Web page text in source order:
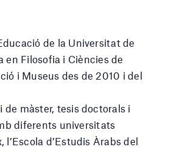
de la Universitat de
Filosofia i Ciències de
i Museus des de 2010 i del
màster, tesis doctorals i
diferents universitats
d’Estudis Àrabs del